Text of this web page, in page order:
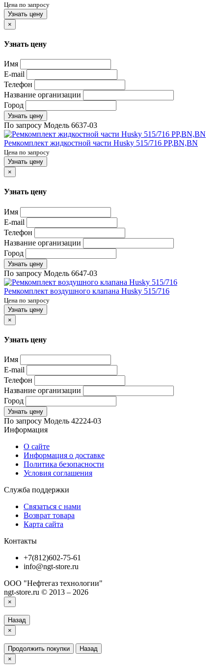
Цена по запросу
Узнать цену
×
Узнать цену
Имя
E-mail
Телефон
Название организации
Город
Узнать цену
По запросу Модель 6637-03
Ремкомплект жидкостной части Husky 515/716 PP,BN,BN
Цена по запросу
Узнать цену
×
Узнать цену
Имя
E-mail
Телефон
Название организации
Город
Узнать цену
По запросу Модель 6647-03
Ремкомплект воздушного клапана Husky 515/716
Цена по запросу
Узнать цену
×
Узнать цену
Имя
E-mail
Телефон
Название организации
Город
Узнать цену
По запросу Модель 42224-03
Информация
О сайте
Информация о доставке
Политика безопасности
Условия соглашения
Служба поддержки
Связаться с нами
Возврат товара
Карта сайта
Контакты
+7(812)602-75-61
info@ngt-store.ru
ООО "Нефтегаз технологии"
ngt-store.ru © 2013 – 2026
×
Назад
×
Продолжить покупки
Назад
×